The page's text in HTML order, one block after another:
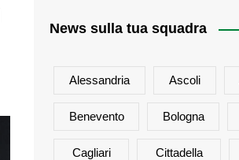
News sulla tua squadra
Alessandria Ascoli
Benevento Bologna
Cagliari Cittadella